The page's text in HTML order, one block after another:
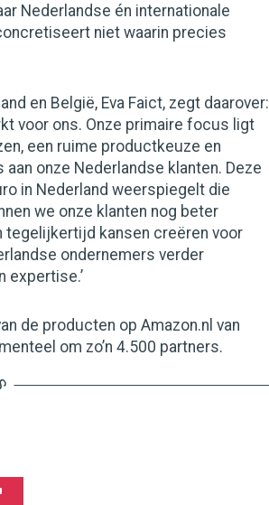
Nederlandse én internationale
niet waarin precies
en België, Eva Faict, zegt daarover:
voor ons. Onze primaire focus ligt
een ruime productkeuze en
onze Nederlandse klanten. Deze
in Nederland weerspiegelt die
we onze klanten nog beter
tegelijkertijd kansen creëren voor
ondernemers verder
expertise.’
de producten op Amazon.nl van
om zo’n 4.500 partners.